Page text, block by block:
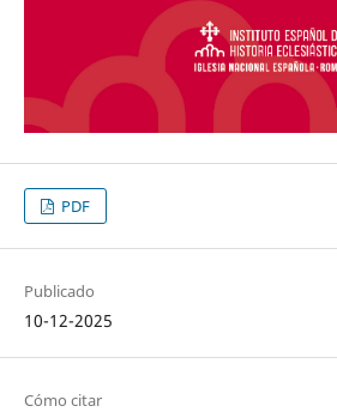
PDF
Publicado
10-12-2025
Cómo citar